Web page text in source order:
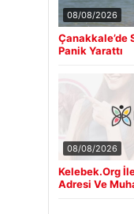
08/08/2026
Çanakkale’de
Panik Yarattı
08/08/2026
Kelebek.Org
Adresi Ve